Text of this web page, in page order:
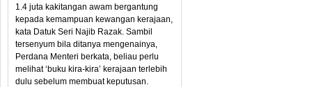
1.4 juta kakitangan awam bergantung
kepada kemampuan kewangan kerajaan,
kata Datuk Seri Najib Razak. Sambil
tersenyum bila ditanya mengenainya,
Perdana Menteri berkata, beliau perlu
melihat ‘buku kira-kira’ kerajaan terlebih
dulu sebelum membuat keputusan.